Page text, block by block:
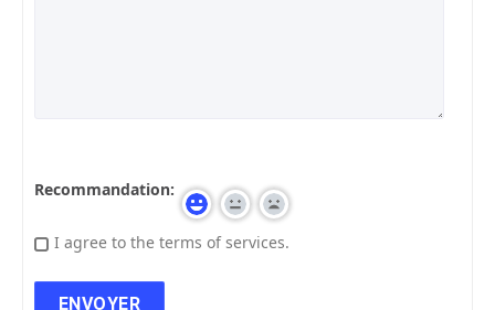
Recommandation:
I agree to the terms of services.